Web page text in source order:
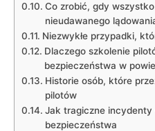
Co zrobić,⁢ gdy
nieudawanego‍
Niezwykłe⁤ przypadki,
Dlaczego‌ szkolenie
bezpieczeństwa ‌w
Historie osób,⁤ które
pilotów
Jak tragiczne incydenty
bezpieczeństwa